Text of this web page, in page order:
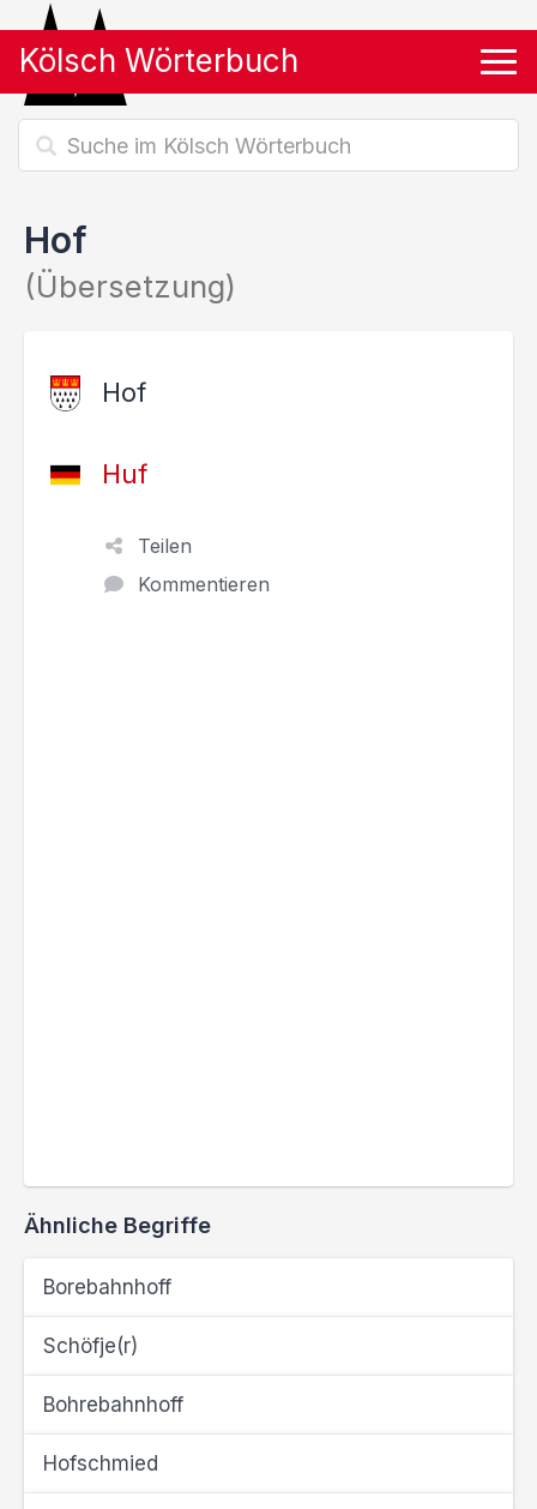
Kölsch Wörterbuch
Hof
(Übersetzung)
Hof
Huf
Teilen
Kommentieren
Ähnliche Begriffe
Borebahnhoff
Schöfje(r)
Bohrebahnhoff
Hofschmied